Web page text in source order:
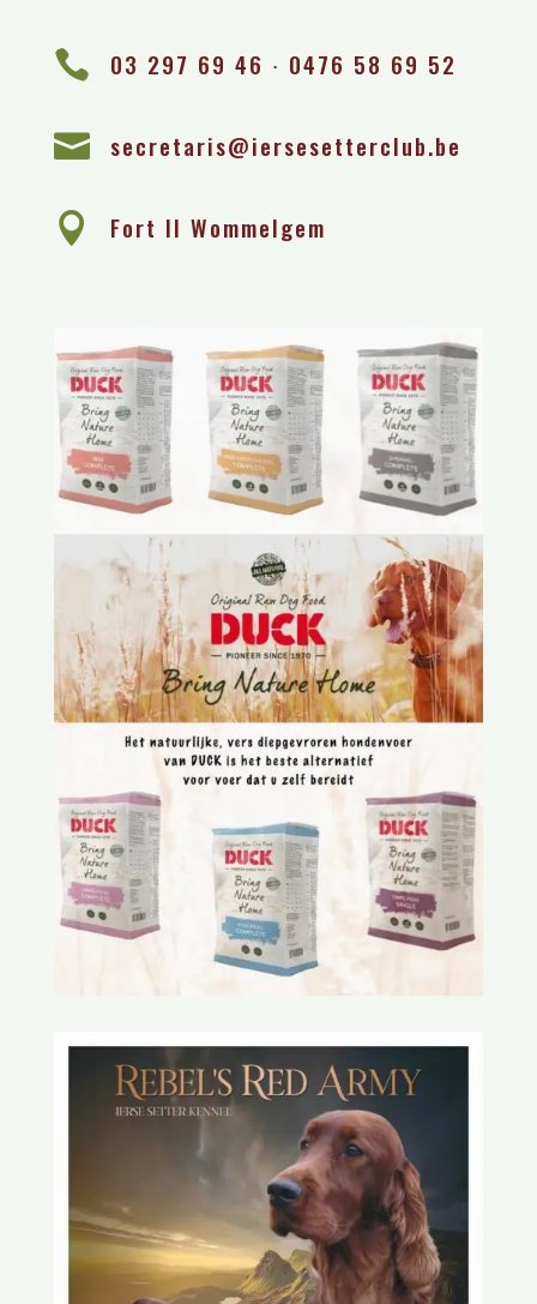
 03 297 69 46 ∙ 0476 58 69 52
 secretaris@iersesetterclub.be
 Fort II Wommelgem